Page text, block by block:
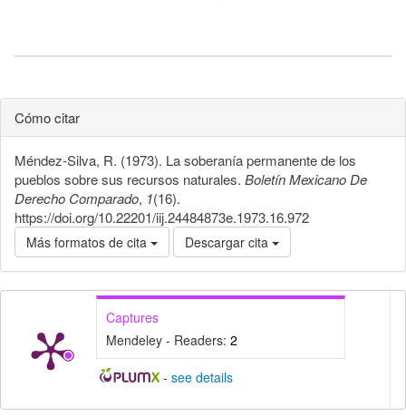
Cómo citar
Méndez-Silva, R. (1973). La soberanía permanente de los
pueblos sobre sus recursos naturales. Boletín Mexicano De
Derecho Comparado, 1(16).
https://doi.org/10.22201/iij.24484873e.1973.16.972
Más formatos de cita Descargar cita
Captures
Mendeley - Readers: 2
- see details